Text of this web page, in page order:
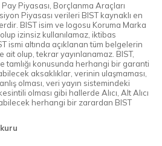
Piyasası, Borçlanma Araçları
Piyasası verileri BIST kaynaklı en
BIST isim ve logosu Koruma Marka
izinsiz kullanılamaz, iktibas
ismi altında açıklanan tüm belgelerin
ait olup, tekrar yayınlanamaz. BIST,
tamlığı konusunda herhangi bir garanti
aksaklıklar, verinin ulaşmaması,
olması, veri yayın sistemindeki
olması gibi hallerde Alıcı, Alt Alıcı
herhangi bir zarardan BIST